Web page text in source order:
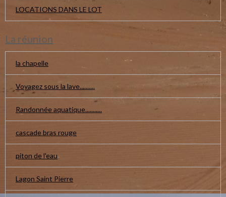
LOCATIONS DANS LE LOT
La réunion
la chapelle
Voyagez sous la lave..........
Randonnée aquatique...........
cascade bras rouge
piton de l'eau
Lagon Saint Pierre